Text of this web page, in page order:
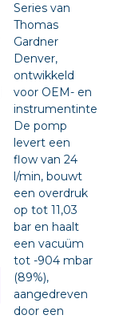
Series van
Thomas
Gardner
Denver,
ontwikkeld
voor OEM- en
De pomp
levert een
flow van 24
l/min, bouwt
een overdruk
op tot 11,03
bar en haalt
een vacuüm
tot -904 mbar
(89%),
aangedreven
door een